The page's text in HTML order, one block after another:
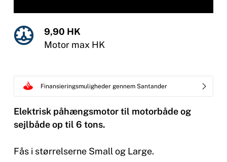
9,90 HK
Motor max HK
Finansieringsmuligheder gennem Santander
Elektrisk påhængsmotor til motorbåde og
sejlbåde op til 6 tons.
Fås i størrelserne Small og Large.